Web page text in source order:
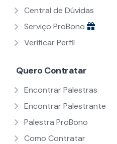
Central de Dúvidas
Serviço ProBono
Verificar Perfil
Quero Contratar
Encontrar Palestras
Encontrar Palestrante
Palestra ProBono
Como Contratar